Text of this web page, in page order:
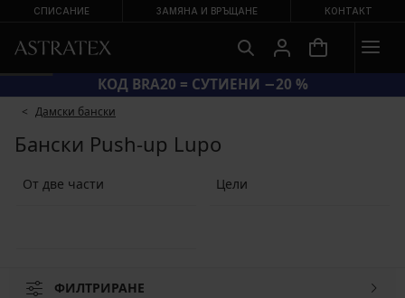
СПИСАНИЕ ЗАМЯНА И ВРЪЩАНЕ КОНТАКТ
КОД BRA20 = СУТИЕНИ −20 %
Дамски бански
Бански Push-up Lupo
От две части Цели
ФИЛТРИРАНЕ